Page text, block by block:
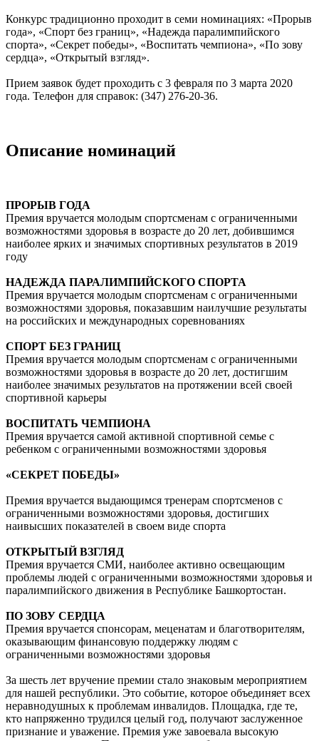
Конкурс традиционно проходит в семи номинациях: «Прорыв
года», «Спорт без границ», «Надежда паралимпийского
спорта», «Секрет победы», «Воспитать чемпиона», «По зову
сердца», «Открытый взгляд».
Прием заявок будет проходить с 3 февраля по 3 марта 2020
года. Телефон для справок: (347) 276-20-36.
Описание номинаций
ПРОРЫВ ГОДА
Премия вручается молодым спортсменам с ограниченными
возможностями здоровья в возрасте до 20 лет, добившимся
наиболее ярких и значимых спортивных результатов в 2019
году
НАДЕЖДА ПАРАЛИМПИЙСКОГО СПОРТА
Премия вручается молодым спортсменам с ограниченными
возможностями здоровья, показавшим наилучшие результаты
на российских и международных соревнованиях
СПОРТ БЕЗ ГРАНИЦ
Премия вручается молодым спортсменам с ограниченными
возможностями здоровья в возрасте до 20 лет, достигшим
наиболее значимых результатов на протяжении всей своей
спортивной карьеры
ВОСПИТАТЬ ЧЕМПИОНА
Премия вручается самой активной спортивной семье с
ребенком с ограниченными возможностями здоровья
«СЕКРЕТ ПОБЕДЫ»
Премия вручается выдающимся тренерам спортсменов с
ограниченными возможностями здоровья, достигших
наивысших показателей в своем виде спорта
ОТКРЫТЫЙ ВЗГЛЯД
Премия вручается СМИ, наиболее активно освещающим
проблемы людей с ограниченными возможностями здоровья и
паралимпийского движения в Республике Башкортостан.
ПО ЗОВУ СЕРДЦА
Премия вручается спонсорам, меценатам и благотворителям,
оказывающим финансовую поддержку людям с
ограниченными возможностями здоровья
За шесть лет вручение премии стало знаковым мероприятием
для нашей республики. Это событие, которое объединяет всех
неравнодушных к проблемам инвалидов. Площадка, где те,
кто напряженно трудился целый год, получают заслуженное
признание и уважение. Премия уже завоевала высокую